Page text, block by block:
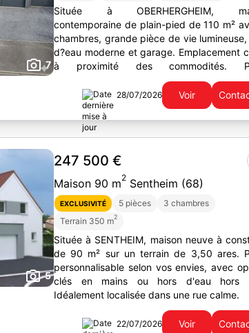
7
Située à OBERHERGHEIM,
contemporaine de plain-pied de 110 m²
chambres, grande pièce de vie lumineuse,
d?eau moderne et garage. Emplacement
à proximité des commodités.
personnalisable et livraison possible
année.
28/07/2026 Voir
5
247 500 €
Maison 90 m2 Sentheim (68)
EXCLUSIVITÉ 5 pièces
3 chambres
Terrain 350 m2
Située à SENTHEIM, maison neuve à
de 90 m² sur un terrain de 3,50 ares.
personnalisable selon vos envies, avec
clés en mains ou hors d'eau hors
Idéalement localisée dans une rue calme.
22/07/2026 Voir